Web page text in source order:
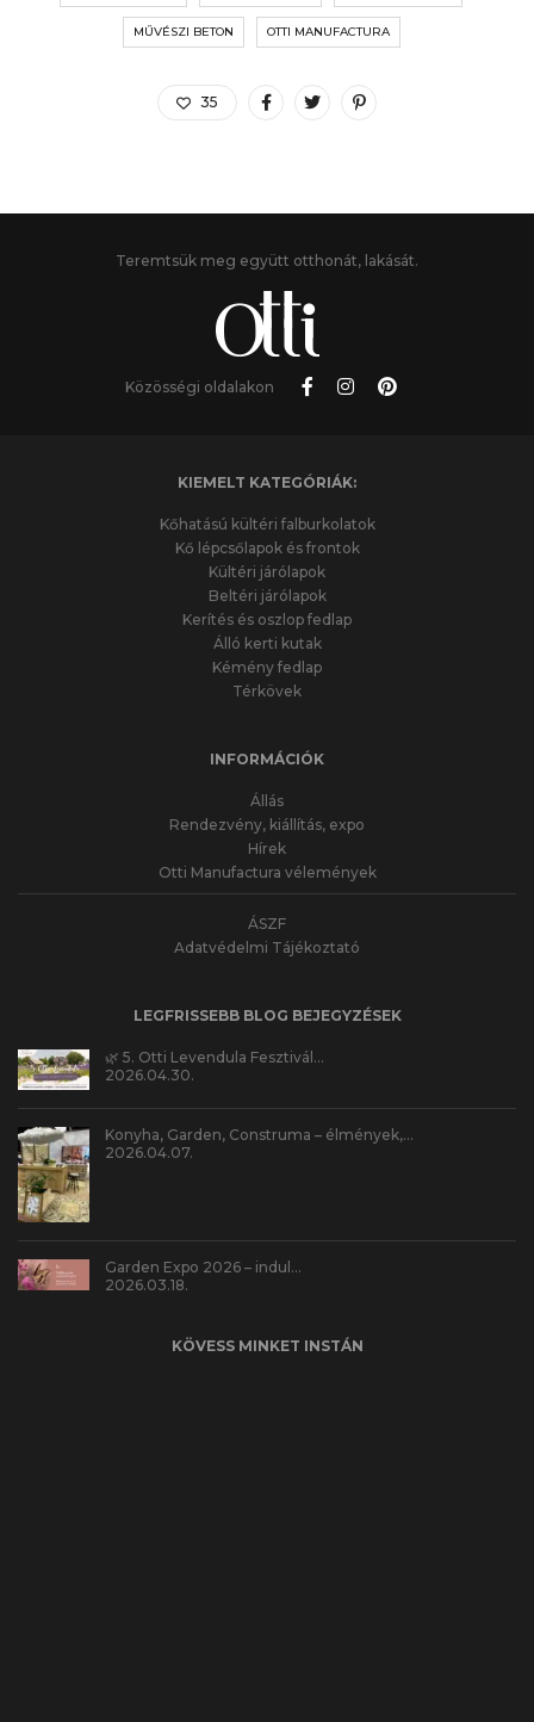
MŰVÉSZI BETON OTTI MANUFACTURA
35
Teremtsük meg együtt otthonát, lakását.
Közösségi oldalakon
KIEMELT KATEGÓRIÁK:
Kőhatású kültéri falburkolatok
Kő lépcsőlapok és frontok
Kültéri járólapok
Beltéri járólapok
Kerítés és oszlop fedlap
Álló kerti kutak
Kémény fedlap
Térkövek
INFORMÁCIÓK
Állás
Rendezvény, kiállítás, expo
Hírek
Otti Manufactura vélemények
ÁSZF
Adatvédelmi Tájékoztató
LEGFRISSEBB BLOG BEJEGYZÉSEK
🌿 5. Otti Levendula Fesztivál…
2026.04.30.
Konyha, Garden, Construma – élmények,…
2026.04.07.
Garden Expo 2026 – indul…
2026.03.18.
KÖVESS MINKET INSTÁN